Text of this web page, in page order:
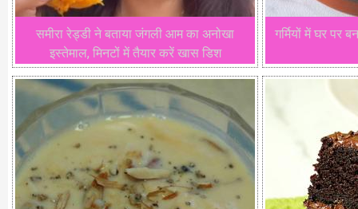
समीरा रेड्डी ने बताया जंगली आम का अनोखा
इस्तेमाल, मिनटों में तैयार करें खास डिश
गर्मियों में घर पर